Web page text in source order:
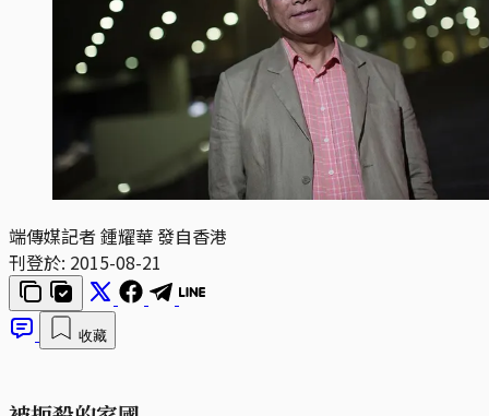
端傳媒記者 鍾耀華 發自香港
刊登於: 2015-08-21
收藏